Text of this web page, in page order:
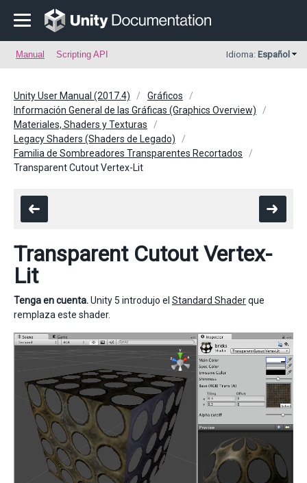
Manual Scripting API Idioma: Español
Unity User Manual (2017.4)
Gráficos
Información General de las Gráficas (Graphics Overview)
Materiales, Shaders y Texturas
Legacy Shaders (Shaders de Legado)
Familia de Sombreadores Transparentes Recortados
Transparent Cutout Vertex-Lit
Transparent Cutout Vertex-
Lit
Tenga en cuenta.Unity 5 introdujo el Standard Shaderque
remplaza este shader.